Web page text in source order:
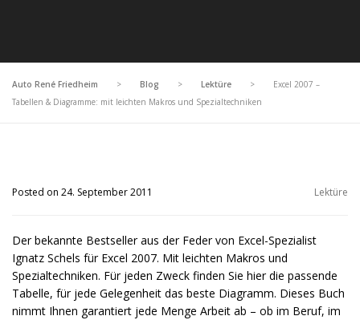
Auto René Friedheim > Blog > Lektüre >
Excel 2007 –
Tabellen & Diagramme: mit leichten Makros und Spezialtechniken
Posted on 24. September 2011 Lektüre
Der bekannte Bestseller aus der Feder von Excel-Spezialist
Ignatz Schels für Excel 2007. Mit leichten Makros und
Spezialtechniken. Für jeden Zweck finden Sie hier die passende
Tabelle, für jede Gelegenheit das beste Diagramm. Dieses Buch
nimmt Ihnen garantiert jede Menge Arbeit ab – ob im Beruf, im